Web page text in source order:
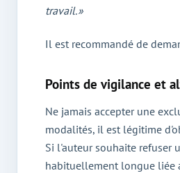
travail. »
Il est recommandé de
Points de vigilance et
Ne jamais accepter une
modalités, il est légitime
Si l'auteur souhaite refuser
habituellement longue liée